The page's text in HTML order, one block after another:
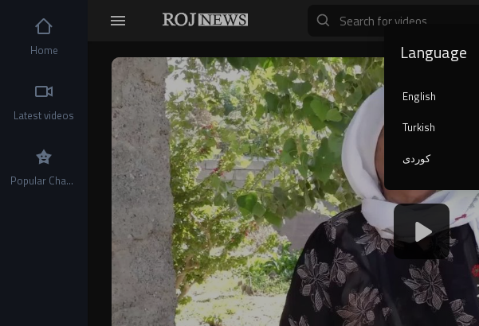
Video
Player
Home
Latest videos
Popular Channels
Language
English
Turkish
کوردی